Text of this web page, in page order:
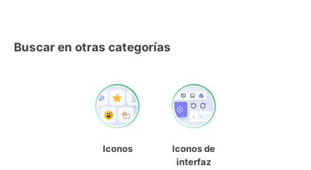
Buscar en otras categorías
Iconos
Iconos de
interfaz